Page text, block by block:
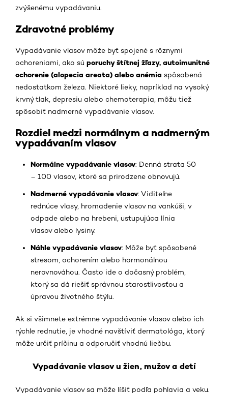
zvýšenému vypadávaniu.
Zdravotné problémy
Vypadávanie vlasov môže byť spojené s rôznymi
ochoreniami, ako sú poruchy štítnej žľazy, autoimunitné
ochorenie (alopecia areata) alebo anémia spôsobená
nedostatkom železa. Niektoré lieky, napríklad na vysoký
krvný tlak, depresiu alebo chemoterapia, môžu tiež
spôsobiť nadmerné vypadávanie vlasov.
Rozdiel medzi normálnym a nadmerným
vypadávaním vlasov
Normálne vypadávanie vlasov: Denná strata 50
– 100 vlasov, ktoré sa prirodzene obnovujú.
Nadmerné vypadávanie vlasov: Viditeľne
rednúce vlasy, hromadenie vlasov na vankúši, v
odpade alebo na hrebeni, ustupujúca línia
vlasov alebo lysiny.
Náhle vypadávanie vlasov: Môže byť spôsobené
stresom, ochorením alebo hormonálnou
nerovnováhou. Často ide o dočasný problém,
ktorý sa dá riešiť správnou starostlivosťou a
úpravou životného štýlu.
Ak si všimnete extrémne vypadávanie vlasov alebo ich
rýchle rednutie, je vhodné navštíviť dermatológa, ktorý
môže určiť príčinu a odporučiť vhodnú liečbu.
Vypadávanie vlasov u žien, mužov a detí
Vypadávanie vlasov sa môže líšiť podľa pohlavia a veku.